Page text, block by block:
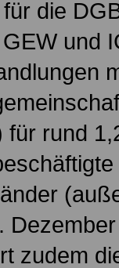
die
GEW und
für rund
zudem